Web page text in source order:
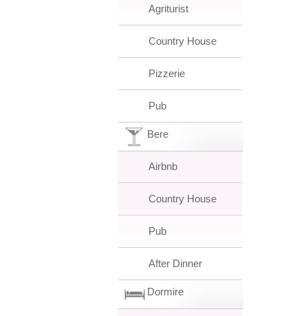
Agriturist
Country House
Pizzerie
Pub
Bere
Airbnb
Country House
Pub
After Dinner
Dormire